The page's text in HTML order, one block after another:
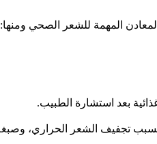
المهمة للشعر الصحي ومنها:
بعد استشارة الطبيب.